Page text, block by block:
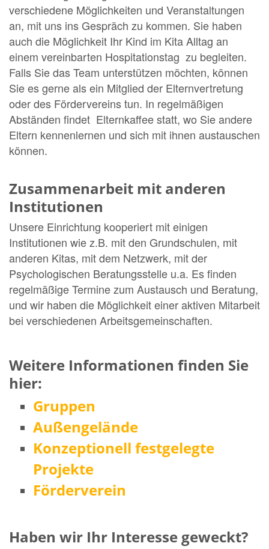
verschiedene Möglichkeiten und Veranstaltungen
an, mit uns ins Gespräch zu kommen. Sie haben
auch die Möglichkeit Ihr Kind im Kita Alltag an
einem vereinbarten Hospitationstag zu begleiten.
Falls Sie das Team unterstützen möchten, können
Sie es gerne als ein Mitglied der Elternvertretung
oder des Fördervereins tun. In regelmäßigen
Abständen findet Elternkaffee statt, wo Sie andere
Eltern kennenlernen und sich mit ihnen austauschen
können.
Zusammenarbeit mit anderen
Institutionen
Unsere Einrichtung kooperiert mit einigen
Institutionen wie z.B. mit den Grundschulen, mit
anderen Kitas, mit dem Netzwerk, mit der
Psychologischen Beratungsstelle u.a. Es finden
regelmäßige Termine zum Austausch und Beratung,
und wir haben die Möglichkeit einer aktiven Mitarbeit
bei verschiedenen Arbeitsgemeinschaften.
Weitere Informationen finden Sie
hier:
Gruppen
Außengelände
Konzeptionell festgelegte
Projekte
Förderverein
Haben wir Ihr Interesse geweckt?